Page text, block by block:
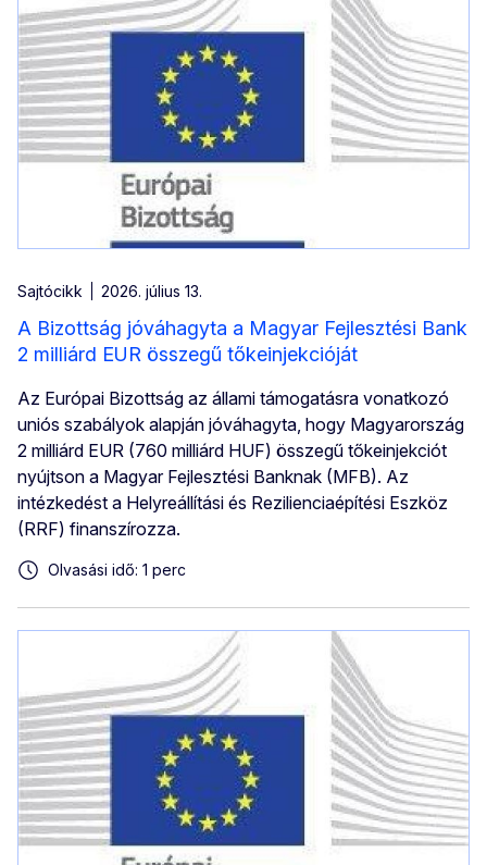
Sajtócikk 2026. július 13.
A Bizottság jóváhagyta a Magyar Fejlesztési Bank
2 milliárd EUR összegű tőkeinjekcióját
Az Európai Bizottság az állami támogatásra vonatkozó
uniós szabályok alapján jóváhagyta, hogy Magyarország
2 milliárd EUR (760 milliárd HUF) összegű tőkeinjekciót
nyújtson a Magyar Fejlesztési Banknak (MFB). Az
intézkedést a Helyreállítási és Rezilienciaépítési Eszköz
(RRF) finanszírozza.
Olvasási idő: 1 perc